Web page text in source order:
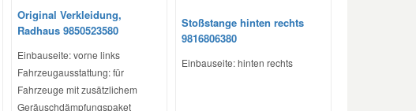
Original Verkleidung,
Radhaus 9850523580
Einbauseite: vorne links
Fahrzeugausstattung: für
Fahrzeuge mit zusätzlichem
Geräuschdämpfungspaket
Stoßstange hinten rechts
9816806380
Einbauseite: hinten rechts